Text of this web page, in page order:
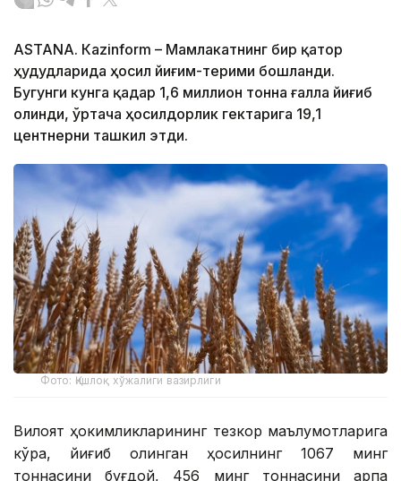
ASTANА. Кazinform – Мамлакатнинг бир қатор
ҳудудларида ҳосил йиғим-терими бошланди.
Бугунги кунга қадар 1,6 миллион тонна ғалла йиғиб
олинди, ўртача ҳосилдорлик гектарига 19,1
центнерни ташкил этди.
Фото: Қишлоқ хўжалиги вазирлиги
Вилоят ҳокимликларининг тезкор маълумотларига
кўра, йиғиб олинган ҳосилнинг 1067 минг
тоннасини буғдой, 456 минг тоннасини арпа